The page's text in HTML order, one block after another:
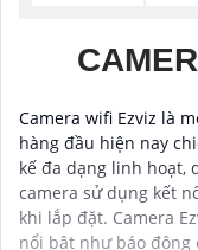
Camera wifi Ezviz là
hàng đầu hiện nay
kế đa dạng linh hoạt,
camera sử dụng kết
khi lắp đặt. Camera
nổi bật như báo động